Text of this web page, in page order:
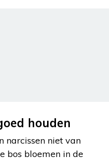
houden
narcissen niet van
bos bloemen in de